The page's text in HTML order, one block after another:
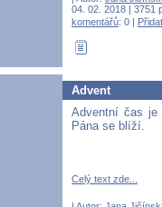
04. 02. 2018 | 3751
komentářů: 0 |
Advent
Adventní čas je
Pána se blíží.
Celý text zde...